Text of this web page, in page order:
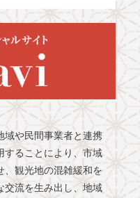
域や民間事業者と連携
することにより、市域
、観光地の混雑緩和を
交流を生み出し、地域